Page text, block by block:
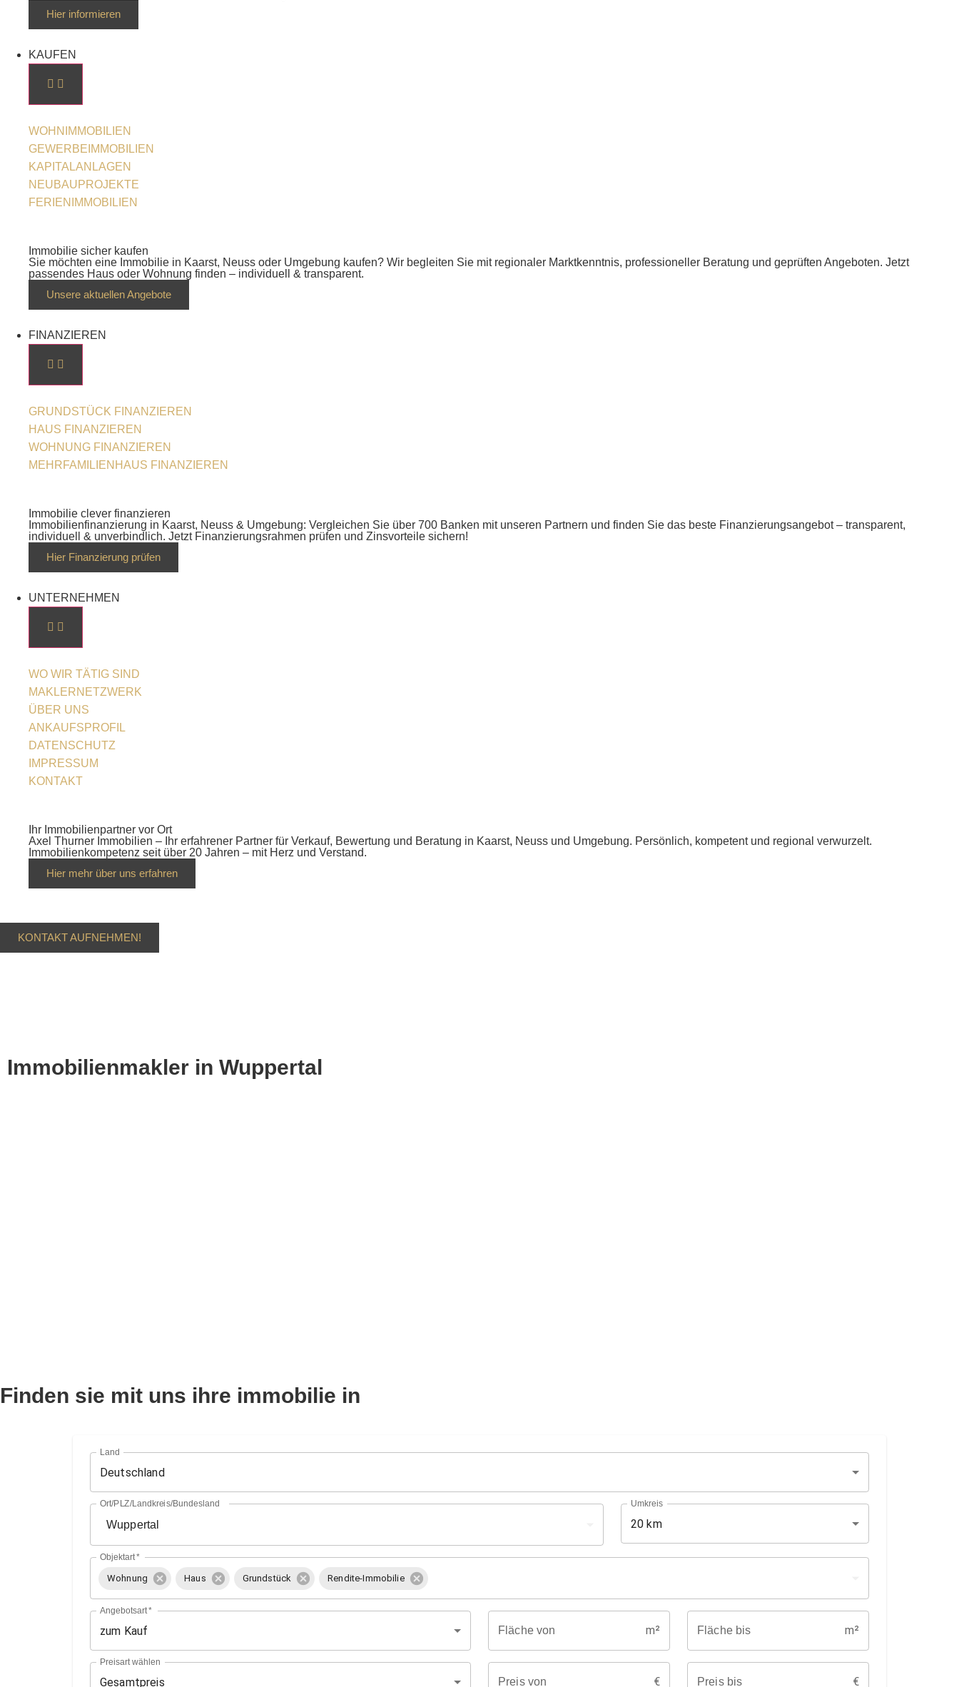
Hier informieren
KAUFEN
WOHNIMMOBILIEN
GEWERBEIMMOBILIEN
KAPITALANLAGEN
NEUBAUPROJEKTE
FERIENIMMOBILIEN
Immobilie sicher kaufen
Sie möchten eine Immobilie in Kaarst, Neuss oder Umgebung kaufen? Wir begleiten Sie mit regionaler Marktkenntnis, professioneller Beratung und geprüften Angeboten. Jetzt
passendes Haus oder Wohnung finden – individuell & transparent.
Unsere aktuellen Angebote
FINANZIEREN
GRUNDSTÜCK FINANZIEREN
HAUS FINANZIEREN
WOHNUNG FINANZIEREN
MEHRFAMILIENHAUS FINANZIEREN
Immobilie clever finanzieren
Immobilienfinanzierung in Kaarst, Neuss & Umgebung: Vergleichen Sie über 700 Banken mit unseren Partnern und finden Sie das beste Finanzierungsangebot – transparent,
individuell & unverbindlich. Jetzt Finanzierungsrahmen prüfen und Zinsvorteile sichern!
Hier Finanzierung prüfen
UNTERNEHMEN
WO WIR TÄTIG SIND
MAKLERNETZWERK
ÜBER UNS
ANKAUFSPROFIL
DATENSCHUTZ
IMPRESSUM
KONTAKT
Ihr Immobilienpartner vor Ort
Axel Thurner Immobilien – Ihr erfahrener Partner für Verkauf, Bewertung und Beratung in Kaarst, Neuss und Umgebung. Persönlich, kompetent und regional verwurzelt.
Immobilienkompetenz seit über 20 Jahren – mit Herz und Verstand.
Hier mehr über uns erfahren
KONTAKT AUFNEHMEN!
Immobilienmakler in Wuppertal
Finden sie mit uns ihre immobilie in
Land
Deutschland
Ort/PLZ/Landkreis/Bundesland Umkreis
20 km
Objektart*
Wohnung Haus Grundstück Rendite-Immobilie
Angebotsart*
zum Kauf Fläche von m² Fläche bis m²
Preisart wählen
Gesamtpreis Preis von € Preis bis €